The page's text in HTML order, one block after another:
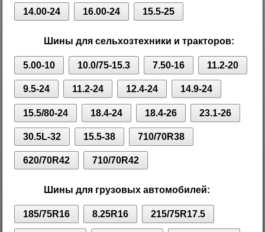
14.00-24 16.00-24 15.5-25
Шины для сельхозтехники и тракторов:
5.00-10 10.0/75-15.3 7.50-16 11.2-20
9.5-24 11.2-24 12.4-24 14.9-24
15.5/80-24 18.4-24 18.4-26 23.1-26
30.5L-32 15.5-38 710/70R38
620/70R42 710/70R42
Шины для грузовых автомобилей:
185/75R16 8.25R16 215/75R17.5